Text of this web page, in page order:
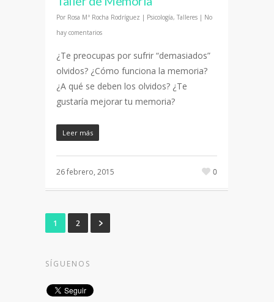
Por Rosa Mª Rocha Rodríguez | Psicología, Talleres | No
hay comentarios
¿Te preocupas por sufrir “demasiados”
olvidos? ¿Cómo funciona la memoria?
¿A qué se deben los olvidos? ¿Te
gustaría mejorar tu memoria?
Leer más
26 febrero, 2015 0
1 2
SÍGUENOS